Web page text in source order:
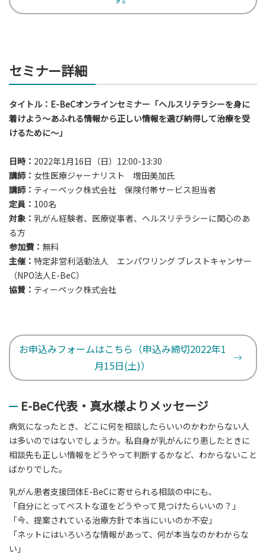
セミナー詳細
タイトル：E-BeCオンラインセミナー「ヘルスリテラシーを身に
着けよう～あふれる情報から正しい情報を選び納得して治療を受
けるために～」
日時： 2022年1月16日（日）12:00-13:30
講師： 女性医療ジャーナリスト 増田美加氏
講師： ティーペック株式会社 保険付帯サービス担当者
定員： 100名
対象： 乳がん経験者、医療従事者、ヘルスリテラシーに関心のあ
る方
参加費： 無料
主催： 特定非営利活動法人 エンパワリング ブレストキャンサー
（NPO法人E-BeC）
協賛： ティーペック株式会社
お申込みフォームはこちら（申込み締切2022年1
月15日(土)）
E-BeC代表・真水様よりメッセージ
病気になったとき、どこに何を相談したらいいのかわからない人
は多いのではないでしょうか。私自身が乳がんにり患したときに
相談先も正しい情報をどうやって判断するかなど、わからないこと
ばかりでした。
乳がん患者支援団体E-BeCに寄せられる相談の中にも、
「自分にとってベストな道をどうやって見つけたらいいの？」
「今、提案されている治療方針で本当にいいのか不安」
「ネットにはいろいろな情報があって、何が本当なのかわからな
い」